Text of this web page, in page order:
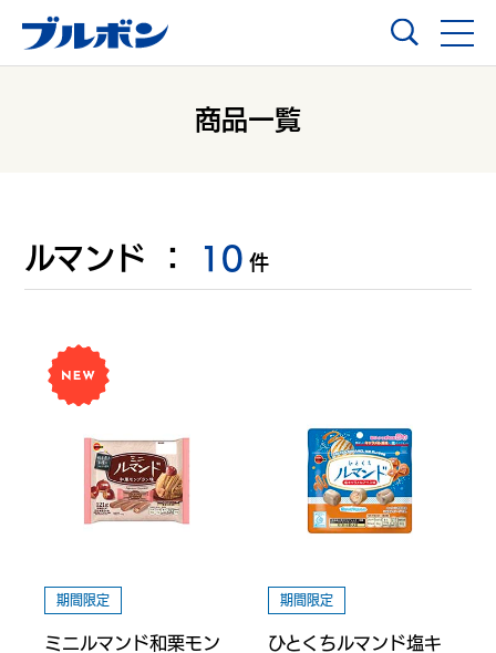
商品一覧
ルマンド ： 10 件
期間限定
ミニルマンド和栗モン
期間限定
ひとくちルマンド塩キ